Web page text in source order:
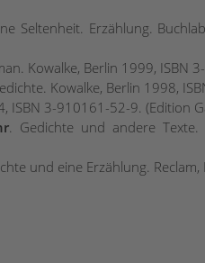
Seltenheit. Erzählung.
Kowalke, Berlin 1999, ISBN
Kowalke, Berlin 1998,
ISBN 3-910161-52-9. (Edition
. Gedichte und andere Texte.
und eine Erzählung.